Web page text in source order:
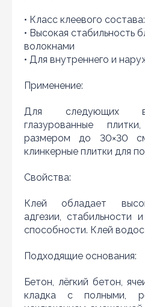
• Класс клеевого
• Высокая стабильность
волокнами
• Для внутреннего и
Применение:
Для следующих
глазурованные
размером до 30×30
клинкерные плитки для
Свойства:
Клей обладает
адгезии, стабильности
способности. Клей
Подходящие основания:
Бетон, лёгкий бетон,
кладка с полными,
Нашли дешевле?
Уважаемы клиенты нашего
по интернету нашли цену
предложить более выгодную
конкурента в наличии и цена
другом интернет-магазине
действующая)